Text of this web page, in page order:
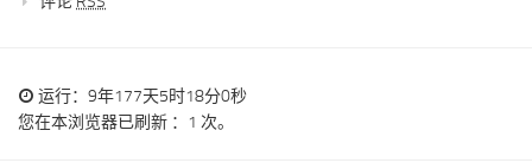
运行：9年177天5时18分0秒
您在本浏览器已刷新 ：1 次。